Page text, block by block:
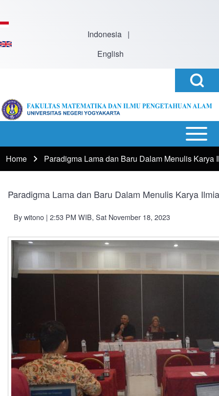
Indonesia |
English
Search
Block
navigation
Open or
Close
horizontal
Menu
Breadcrumb
Home Paradigma Lama dan Baru Dalam Menulis Karya
Paradigma Lama dan Baru Dalam Menulis Karya
Bywitono | 2:53 PM WIB, Sat November 18, 2023